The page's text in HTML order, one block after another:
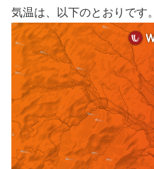
気温は、以下のとおりです。